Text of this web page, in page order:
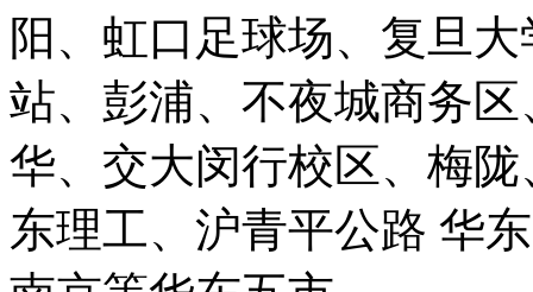
阳、虹口足球场、复旦
站、彭浦、不夜城商务
华、交大闵行校区、梅
东理工、沪青平公路 华